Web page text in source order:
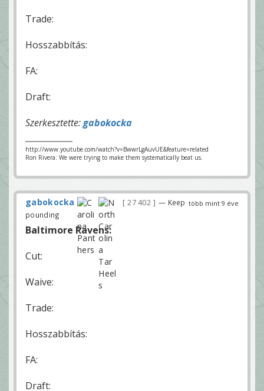
Trade:
Hosszabbítás:
FA:
Draft:
Szerkesztette:gabokocka
http://www.youtube.com/watch?v=BwwrLgAuvUE&feature=related
Ron Rivera: We were trying to make them systematically beat us.
több mint 9 éve
gabokocka 27 402
— Keep
pounding
Baltimore Ravens:
Cut:
Waive:
Trade:
Hosszabbítás:
FA:
Draft: